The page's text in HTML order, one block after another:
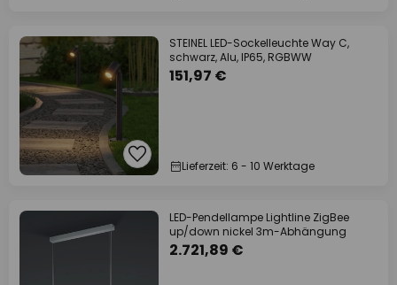
STEINEL LED-Sockelleuchte Way C,
schwarz, Alu, IP65, RGBWW
151,97 €
Lieferzeit: 6 - 10 Werktage
LED-Pendellampe Lightline ZigBee
up/down nickel 3m-Abhängung
2.721,89 €